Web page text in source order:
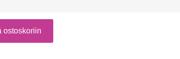
ostoskoriin